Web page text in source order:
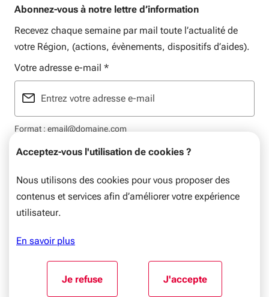
Acceptez-vous l'utilisation de cookies ?
Nous utilisons des cookies pour vous proposer des
contenus et services afin d’améliorer votre expérience
utilisateur.
En savoir plus
Je refuse
l'utilisation de cookies
J'accepte
l'utilisation de
Abonnez-vous à notre lettre d’information
Recevez chaque semaine par mail toute l’actualité de
votre Région, (actions, évènements, dispositifs d’aides).
Votre adresse e-mail *
Format : email@domaine.com
Mentions légales
Aller au début du contenu